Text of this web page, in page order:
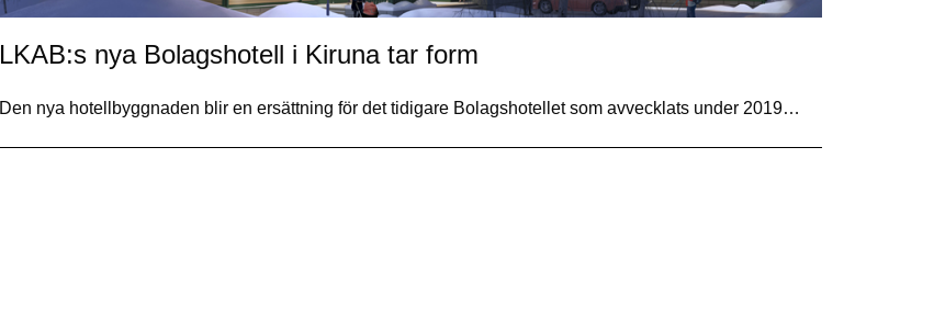
LKAB:s nya Bolagshotell i Kiruna tar form
Den nya hotellbyggnaden blir en ersättning för det tidigare Bolagshotellet som avvecklats under 2019…